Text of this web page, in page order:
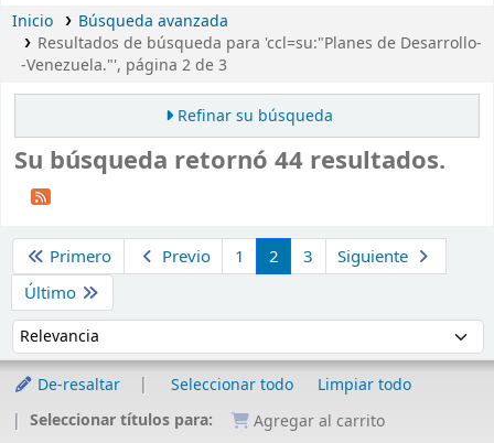
Inicio
Búsqueda avanzada
Resultados de búsqueda para 'ccl=su:"Planes de Desarrollo-
-Venezuela."', página 2 de 3
Refinar su búsqueda
Su búsqueda retornó 44 resultados.
Primero Previo 1 2 3
Siguiente
Último
Ordenar por:
De-resaltar Seleccionar todo
Limpiar todo
Seleccionar títulos para:
Agregar al carrito